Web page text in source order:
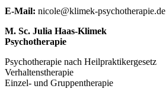
E-Mail: nicole@klimek-psychotherapie.de
M. Sc. Julia Haas-Klimek
Psychotherapie
Psychotherapie nach Heilpraktikergesetz
Verhaltenstherapie
Einzel- und Gruppentherapie